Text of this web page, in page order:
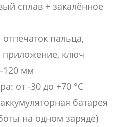
сплав + закалённое
пальца,
приложение, ключ
мм
от -30 до +70 °C
батарея
на одном заряде)